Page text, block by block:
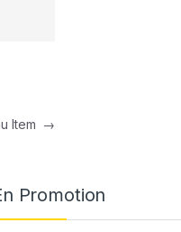
Item →
Promotion